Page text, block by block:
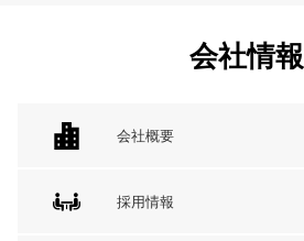
会社情報
会社概要
採用情報